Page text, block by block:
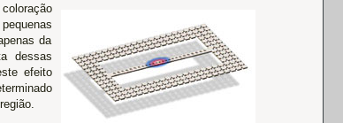
da
dessas
efeito